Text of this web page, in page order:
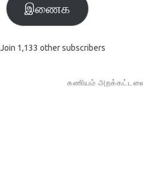
இணைக
Join 1,133 other subscribers
கணியம்